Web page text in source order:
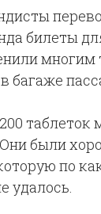
билеты
багаже
были
по
удалось.